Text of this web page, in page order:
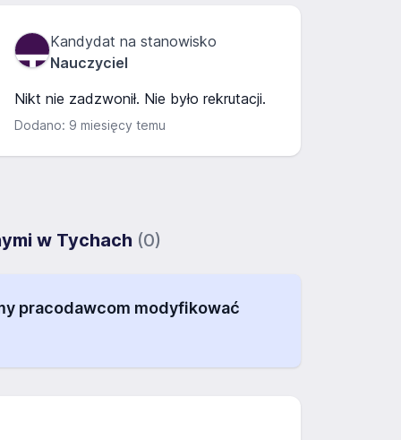
Kandydat na stanowisko
Nauczyciel
Nikt nie zadzwonił. Nie było rekrutacji.
Dodano: 9 miesięcy temu
w Tychach (0)
pracodawcom modyfikować